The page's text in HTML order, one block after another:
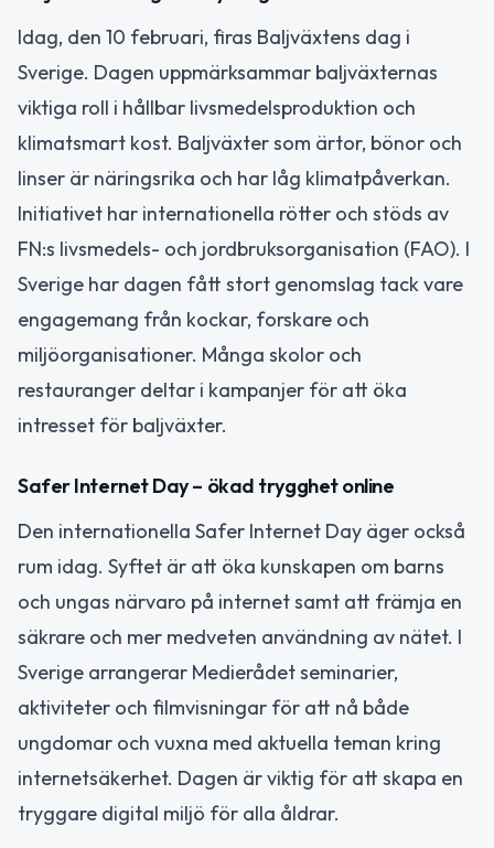
Idag, den 10 februari, firas Baljväxtens dag i
Sverige. Dagen uppmärksammar baljväxternas
viktiga roll i hållbar livsmedelsproduktion och
klimatsmart kost. Baljväxter som ärtor, bönor och
linser är näringsrika och har låg klimatpåverkan.
Initiativet har internationella rötter och stöds av
FN:s livsmedels- och jordbruksorganisation (FAO). I
Sverige har dagen fått stort genomslag tack vare
engagemang från kockar, forskare och
miljöorganisationer. Många skolor och
restauranger deltar i kampanjer för att öka
intresset för baljväxter.
Safer Internet Day – ökad trygghet online
Den internationella Safer Internet Day äger också
rum idag. Syftet är att öka kunskapen om barns
och ungas närvaro på internet samt att främja en
säkrare och mer medveten användning av nätet. I
Sverige arrangerar Medierådet seminarier,
aktiviteter och filmvisningar för att nå både
ungdomar och vuxna med aktuella teman kring
internetsäkerhet. Dagen är viktig för att skapa en
tryggare digital miljö för alla åldrar.